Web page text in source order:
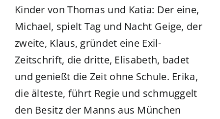
Kinder von Thomas und Katia: Der eine,
Michael, spielt Tag und Nacht Geige, der
zweite, Klaus, gründet eine Exil-
Zeitschrift, die dritte, Elisabeth, badet
und genießt die Zeit ohne Schule. Erika,
die älteste, führt Regie und schmuggelt
den Besitz der Manns aus München